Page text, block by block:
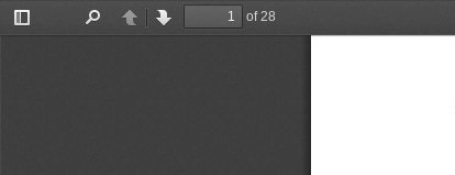
Toggle
PreviousNext
of 28